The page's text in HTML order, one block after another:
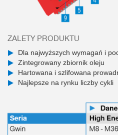
ZALETY PRODUKTU
Dla najwyższych wymagań i
Zintegrowany zbiornik oleju
Hartowana i szlifowana
Najlepsze na rynku liczby cykli